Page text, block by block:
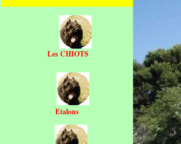
Les CHIOTS
Etalons